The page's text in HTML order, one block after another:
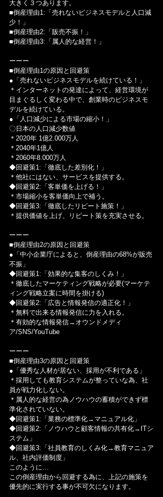
大きく３つあります。
■倒産理由1:「売れないビジネスモデルと人口減
少！」
■倒産理由2:「販売不振！」
■倒産理由3:「属人的な経営！」
ーーー
■倒産理由1の原因と回避策
●「売れないビジネスモデルを続けている！」
＊インターネットの発達によって、経営環境が
目まぐるしく変わる中で、創業時のビジネスモ
デルを続けている。
●「人口減少による市場の縮小！」
〇日本の人口減少数値
＊2020年 1億2.000万人
＊2040年1億人
＊2060年8.000万人
◆回避策1:「徹底した差別化！」
＊他社にはない、サービスを提供する。
◆回避策2:「客単価を上げる！」
＊市場縮小を客単価向上で補う。
◆回避策3:「徹底したリピート施策！」
＊提供価値を上げ、リピート策を充実させる。
ーーー
■倒産理由2の原因と回避策
●「中小企業庁によると、倒産理由の68%が販売
不振」
◆回避策1:「効果的な集客のしくみ！」
＊徹底したマーケティング戦略が必要(マーケテ
ィング戦略立案に時間を掛ける)
◆回避策2:「広告と情報発信の適正化！」
＊無料で出来る情報発信に力を入れる。
＊有効的な情報発信→オウンドメディ
ア/SNS/YouTube
ーーー
■倒産理由3の原因と回避策
●「優秀な人材が居ない、採用が不利である」
＊採用しても教育システムが整っていな為、社
員が戦力化しない。
＊属人的な経営の為ノウハウの蓄積ができず標
準化されていない。
◆回避策1:「業務の標準化→マニュアル化」
◆回避策2:「ノウハウと顧客情報の共有化→ITシ
ステム」
◆回避策3:「社員教育のしくみ化→教育マニュア
ル、社内評価制度」
このように…
この倒産理由から回避する為に、上記の施策を
優先的に実行する事が不可欠になります。